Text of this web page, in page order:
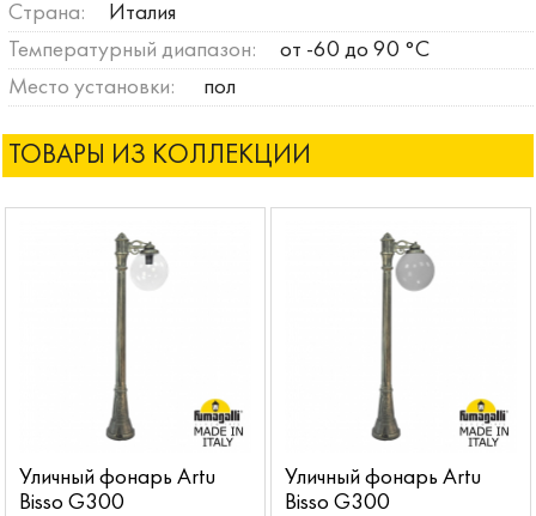
Страна:
Италия
Температурный диапазон:
от -60 до 90 °C
Место установки:
пол
ТОВАРЫ ИЗ КОЛЛЕКЦИИ
Уличный фонарь Artu
Bisso G300
Уличный фонарь Artu
Bisso G300